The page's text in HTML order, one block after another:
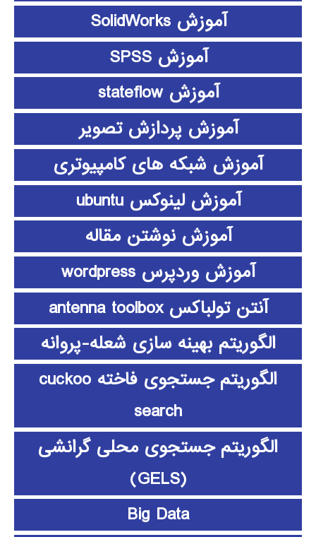
آموزش SolidWorks
آموزش SPSS
آموزش stateflow
آموزش پردازش تصویر
آموزش شبکه های کامپیوتری
آموزش لینوکس ubuntu
آموزش نوشتن مقاله
آموزش وردپرس wordpress
آنتن تولباکس antenna toolbox
الگوریتم بهینه سازی شعله-پروانه
الگوریتم جستجوی فاخته cuckoo
search
الگوریتم جستجوی محلی گرانشی
(GELS)
Big Data